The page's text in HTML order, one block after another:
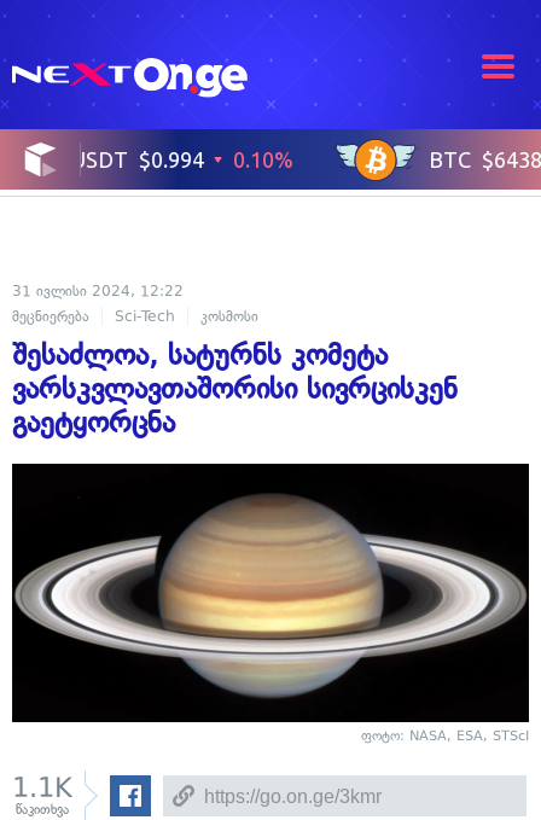
31 ივლისი 2024, 12:22
მეცნიერება
Sci-Tech კოსმოსი
შესაძლოა, სატურნს კომეტა
ვარსკვლავთაშორისი სივრცისკენ
გაეტყორცნა
ფოტო: NASA, ESA, STScI
1.1K
წაკითხვა